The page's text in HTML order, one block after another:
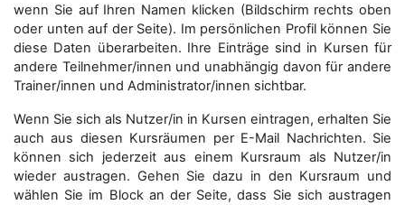
wenn Sie auf Ihren Namen klicken (Bildschirm rechts oben
oder unten auf der Seite). Im persönlichen Profil können Sie
diese Daten überarbeiten. Ihre Einträge sind in Kursen für
andere Teilnehmer/innen und unabhängig davon für andere
Trainer/innen und Administrator/innen sichtbar.
Wenn Sie sich als Nutzer/in in Kursen eintragen, erhalten Sie
auch aus diesen Kursräumen per E-Mail Nachrichten. Sie
können sich jederzeit aus einem Kursraum als Nutzer/in
wieder austragen. Gehen Sie dazu in den Kursraum und
wählen Sie im Block an der Seite, dass Sie sich austragen